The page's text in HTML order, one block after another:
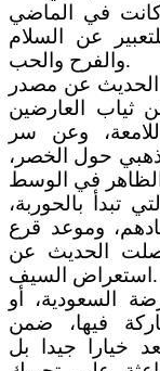
كانت في الماضي
عن السلام
والفرح والحب.
الحديث عن مصدر
ثياب العارضين
وعن سر
حول الخصر،
تبدأ بالحوربة،
وموعد قرع
الحديث عن
استعراض السيف.
السعودية، أو
فيها، ضمن
خيارا جيدا بل